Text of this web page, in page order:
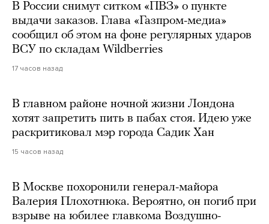
В России снимут ситком «ПВЗ» о пункте
выдачи заказов. Глава «Газпром-медиа»
сообщил об этом на фоне регулярных ударов
ВСУ по складам Wildberries
17 часов назад
В главном районе ночной жизни Лондона
хотят запретить пить в пабах стоя. Идею уже
раскритиковал мэр города Садик Хан
15 часов назад
В Москве похоронили генерал-майора
Валерия Плохотнюка. Вероятно, он погиб при
взрыве на юбилее главкома Воздушно-